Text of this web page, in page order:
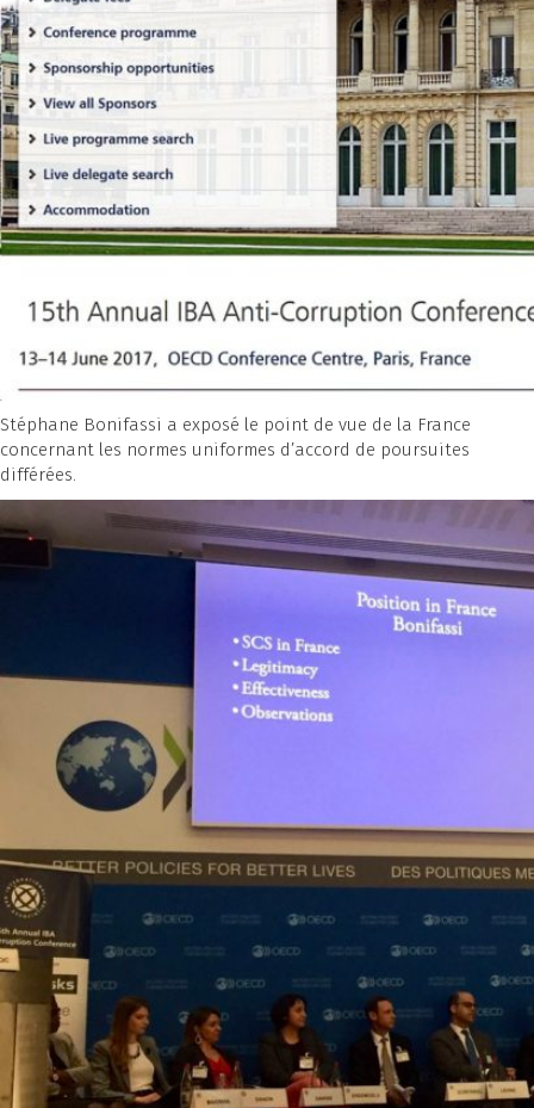
Stéphane Bonifassi a exposé le point de vue de la France
concernant les normes uniformes d’accord de poursuites
différées.